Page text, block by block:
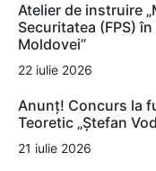
Atelier de instruire
Securitatea (FPS)
Moldovei”
22 iulie 2026
Anunț! Concurs la
Teoretic „Ștefan
21 iulie 2026